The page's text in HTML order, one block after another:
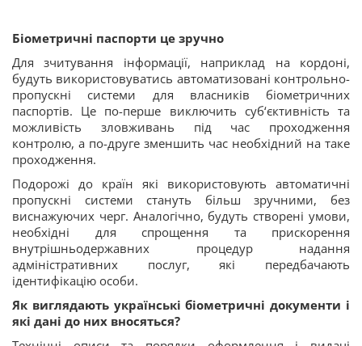
Біометричні паспорти це зручно
Для зчитування інформації, наприклад на кордоні,
будуть використовуватись автоматизовані контрольно-
пропускні системи для власників біометричних
паспортів. Це по-перше виключить суб‘єктивність та
можливість зловживань під час проходження
контролю, а по-друге зменшить час необхідний на таке
проходження.
Подорожі до країн які використовують автоматичні
пропускні системи стануть більш зручними, без
виснажуючих черг. Аналогічно, будуть створені умови,
необхідні для спрощення та прискорення
внутрішньодержавних процедур надання
адміністративних послуг, які передбачають
ідентифікацію особи.
Як виглядають українські біометричні документи і
які дані до них вносяться?